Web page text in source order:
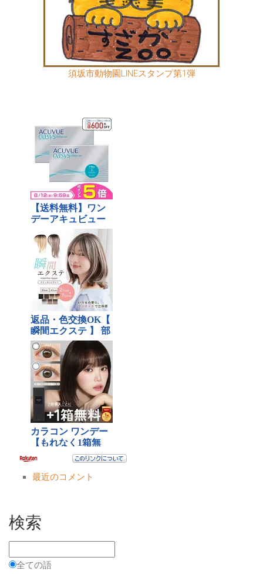
須坂市動物園LINEスタンプ第1弾
最近のコメント
検索
全ての語